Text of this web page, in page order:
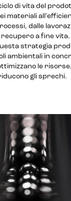
di vita del
materiali
dalle
recupero a fine
strategia
ambientali in
le
gli sprechi.